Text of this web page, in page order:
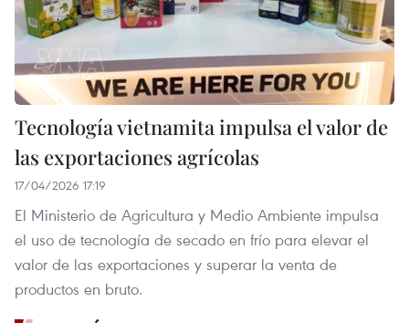
Tecnología vietnamita impulsa el valor de
las exportaciones agrícolas
17/04/2026 17:19
El Ministerio de Agricultura y Medio Ambiente impulsa
el uso de tecnología de secado en frío para elevar el
valor de las exportaciones y superar la venta de
productos en bruto.